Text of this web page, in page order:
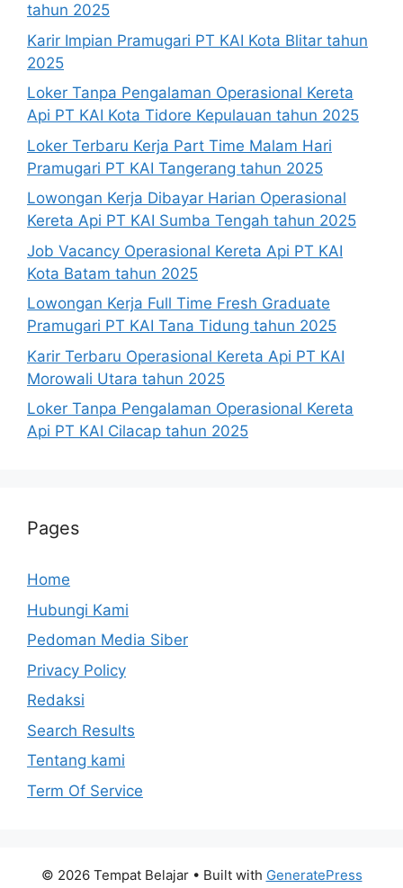
tahun 2025
Karir Impian Pramugari PT KAI Kota Blitar tahun
2025
Loker Tanpa Pengalaman Operasional Kereta
Api PT KAI Kota Tidore Kepulauan tahun 2025
Loker Terbaru Kerja Part Time Malam Hari
Pramugari PT KAI Tangerang tahun 2025
Lowongan Kerja Dibayar Harian Operasional
Kereta Api PT KAI Sumba Tengah tahun 2025
Job Vacancy Operasional Kereta Api PT KAI
Kota Batam tahun 2025
Lowongan Kerja Full Time Fresh Graduate
Pramugari PT KAI Tana Tidung tahun 2025
Karir Terbaru Operasional Kereta Api PT KAI
Morowali Utara tahun 2025
Loker Tanpa Pengalaman Operasional Kereta
Api PT KAI Cilacap tahun 2025
Pages
Home
Hubungi Kami
Pedoman Media Siber
Privacy Policy
Redaksi
Search Results
Tentang kami
Term Of Service
© 2026 Tempat Belajar• Built with GeneratePress